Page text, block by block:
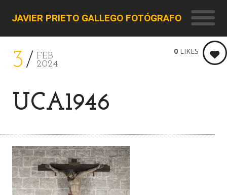
JAVIER PRIETO GALLEGO FOTÓGRAFO
3
FEB
2024
UCA1946
0 LIKES